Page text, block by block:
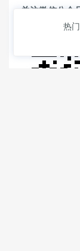
关注微信公众
热